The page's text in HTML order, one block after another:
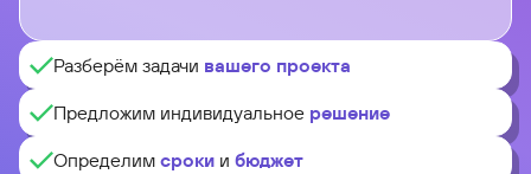
Разберём задачи вашего проекта
Предложим индивидуальное решение
Определим сроки и бюджет